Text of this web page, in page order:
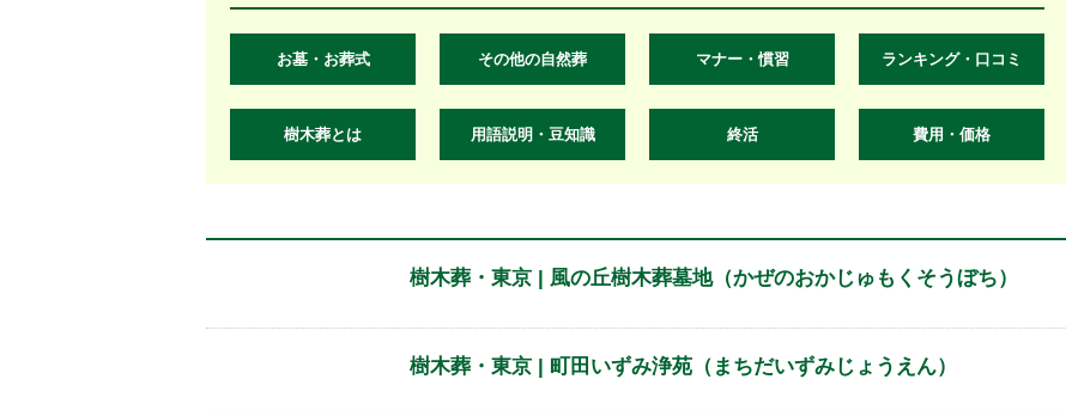
お墓・お葬式 その他の自然葬 マナー・慣習 ランキング・口コミ
樹木葬とは 用語説明・豆知識 終活 費用・価格
樹木葬・東京 | 風の丘樹木葬墓地（かぜのおかじゅもくそうぼち）
樹木葬・東京 | 町田いずみ浄苑（まちだいずみじょうえん）